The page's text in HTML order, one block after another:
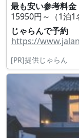
最も安い参考料金
15950円～（1泊1
じゃらんで予約
https://
[PR]提供じゃらん